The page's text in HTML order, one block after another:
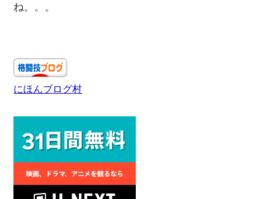
ね。。。
にほんブログ村